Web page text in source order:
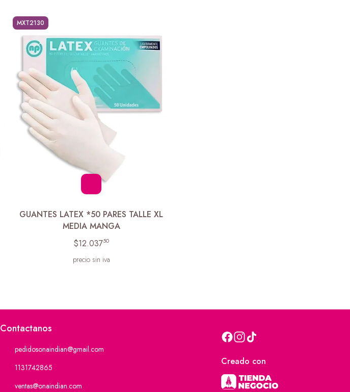
MXT2130
GUANTES LATEX *50 PARES TALLE XL
MEDIA MANGA
$12.03750
precio sin iva
Contactanos
pedidosonaindian@gmail.com
1131742865
ventas@onaindian.com
Creado con